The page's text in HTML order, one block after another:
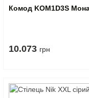
Комод KOM1D3S
10.073 грн